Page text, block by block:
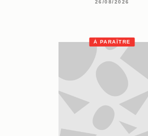
26/08/2026
À PARAÎTRE